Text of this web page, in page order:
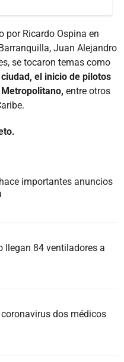
por Ricardo Ospina en
Juan Alejandro
se tocaron temas como
el inicio de pilotos
entre otros
importantes anuncios
llegan 84 ventiladores a
dos médicos